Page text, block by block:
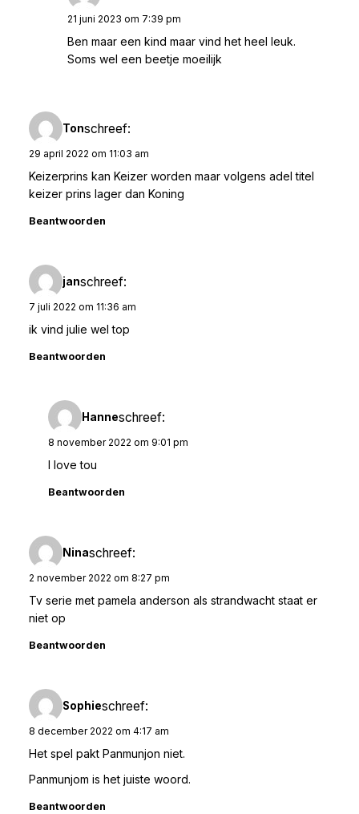
21 juni 2023 om 7:39 pm
Ben maar een kind maar vind het heel leuk.
Soms wel een beetje moeilijk
Tonschreef:
29 april 2022 om 11:03 am
Keizerprins kan Keizer worden maar volgens adel titel
keizer prins lager dan Koning
Beantwoorden
janschreef:
7 juli 2022 om 11:36 am
ik vind julie wel top
Beantwoorden
Hanneschreef:
8 november 2022 om 9:01 pm
I love tou
Beantwoorden
Ninaschreef:
2 november 2022 om 8:27 pm
Tv serie met pamela anderson als strandwacht staat er
niet op
Beantwoorden
Sophieschreef:
8 december 2022 om 4:17 am
Het spel pakt Panmunjon niet.
Panmunjom is het juiste woord.
Beantwoorden